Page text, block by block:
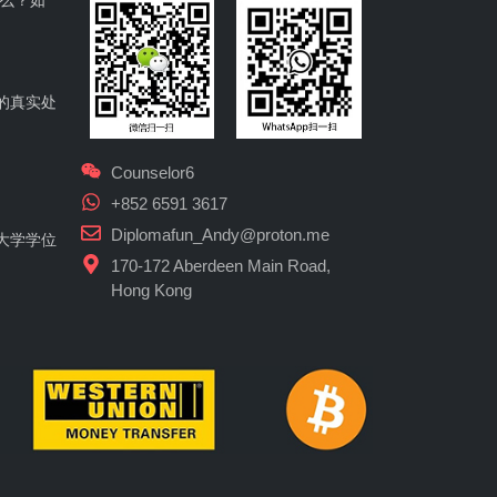
真实处
学学位
Counselor6
+852 6591 3617
Diplomafun_Andy@proton.me
170-172 Aberdeen Main Road,
Hong Kong